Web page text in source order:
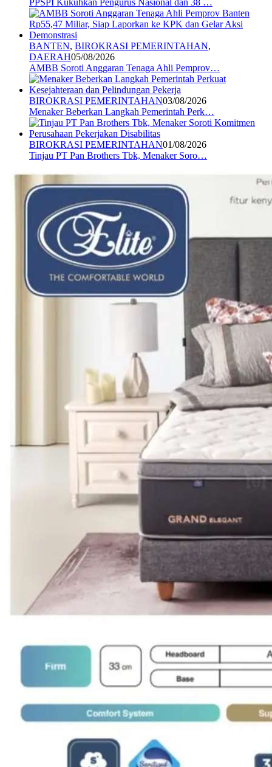
PPSPI Kukuhkan Pengurus Nasional dan 38 …
BANTEN, BIROKRASI PEMERINTAHAN,
DAERAH05/08/2026
AMBB Soroti Anggaran Tenaga Ahli Pemprov…
BIROKRASI PEMERINTAHAN03/08/2026
Menaker Beberkan Langkah Pemerintah Perk…
BIROKRASI PEMERINTAHAN01/08/2026
Tinjau PT Pan Brothers Tbk, Menaker Soro…